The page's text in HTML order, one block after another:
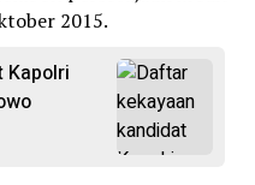
2015.
Kapolri